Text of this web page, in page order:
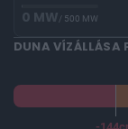
0 MW/ 500 MW
DUNA VÍZÁLLÁSA